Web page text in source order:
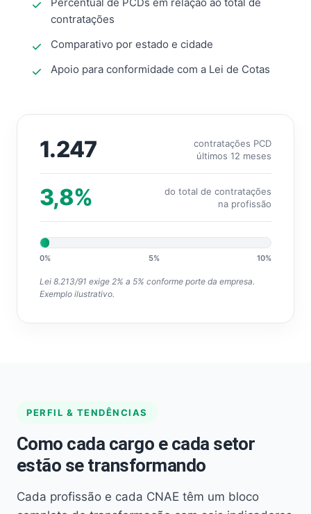
contratações
Comparativo por estado e cidade
Apoio para conformidade com a Lei de Cotas
1.247
contratações PCD
últimos 12 meses
3,8%
do total de contratações
na profissão
0% 5% 10%
Lei 8.213/91 exige 2% a 5% conforme porte da empresa.
Exemplo ilustrativo.
PERFIL & TENDÊNCIAS
Como cada cargo e cada setor
estão se transformando
Cada profissão e cada CNAE têm um bloco